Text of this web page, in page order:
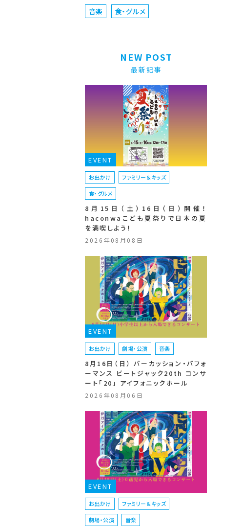
音楽
食・グルメ
NEW POST
最新記事
EVENT
お出かけ ファミリー＆キッズ
食・グルメ
8月15日（土）16日（日）開催！
haconwaこども夏祭りで日本の夏
を満喫しよう！
2026年08月08日
EVENT
お出かけ 劇場・公演 音楽
8月16日（日） パーカッション・パフォ
ーマンス ビートジャック20th コンサ
ート「20」 アイフォニックホール
2026年08月06日
EVENT
お出かけ ファミリー＆キッズ
劇場・公演 音楽